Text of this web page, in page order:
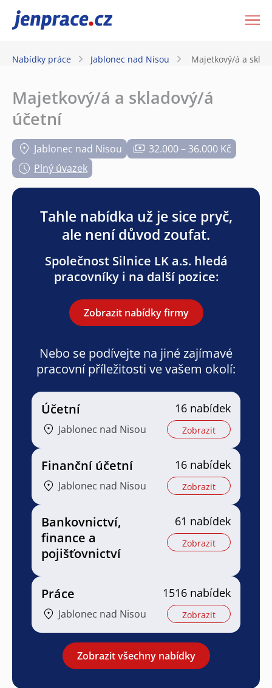
JenPráce.cz
Nabídky práce Jablonec nad Nisou Majetkový/á a
Majetkový/á a skladový/á
účetní
Jablonec nad Nisou
32.000 – 36.000 Kč
Plný úvazek
Tahle nabídka už je sice pryč,
ale není důvod zoufat.
Společnost Silnice LK a.s. hledá
pracovníky i na další pozice:
Zobrazit nabídky firmy
Nebo se podívejte na jiné zajímavé
pracovní příležitosti ve vašem okolí:
Účetní
Jablonec nad Nisou
16 nabídek
Zobrazit
Finanční účetní
Jablonec nad Nisou
16 nabídek
Zobrazit
Bankovnictví,
finance a
pojišťovnictví
61 nabídek
Zobrazit
Práce
Jablonec nad Nisou
1516 nabídek
Zobrazit
Zobrazit všechny nabídky